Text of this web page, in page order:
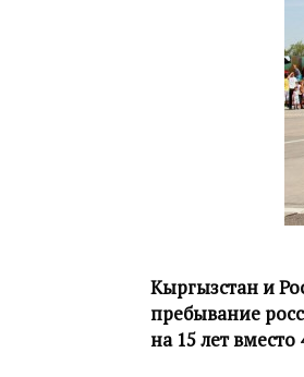
Кыргызстан и
пребывание
на 15 лет вместо